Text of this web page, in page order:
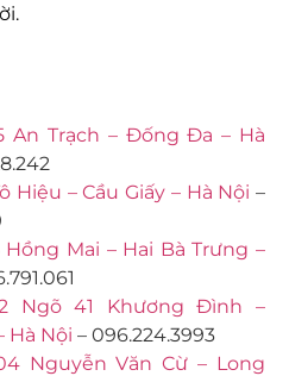
An Trạch – Đống Đa – Hà
Hiệu – Cầu Giấy – Hà Nội –
Hồng Mai – Hai Bà Trưng –
Ngõ 41 Khương Đình –
Hà Nội – 096.224.3993
Nguyễn Văn Cừ – Long